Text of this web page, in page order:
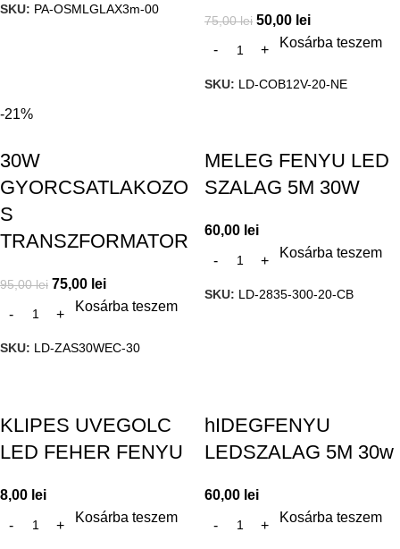
SKU: PA-OSMLGLAX3m-00
75,00lei 50,00 lei
Kosárba teszem
SKU: LD-COB12V-20-NE
-21%
30W
GYORCSATLAKOZO
S
TRANSZFORMATOR
95,00lei 75,00 lei
Kosárba teszem
SKU: LD-ZAS30WEC-30
MELEG FENYU LED
SZALAG 5M 30W
60,00 lei
Kosárba teszem
SKU: LD-2835-300-20-CB
KLIPES UVEGOLC
LED FEHER FENYU
8,00 lei
Kosárba teszem
hIDEGFENYU
LEDSZALAG 5M 30w
60,00 lei
Kosárba teszem